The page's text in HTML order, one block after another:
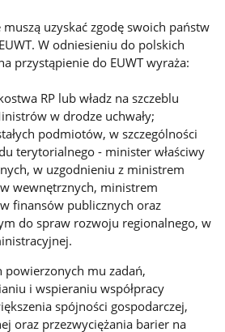
muszą uzyskać zgodę swoich państw
W odniesieniu do polskich
przystąpienie do EUWT wyraża:
RP lub władz na szczeblu
w drodze uchwały;
podmiotów, w szczególności
terytorialnego - minister właściwy
w uzgodnieniu z ministrem
wewnętrznych, ministrem
finansów publicznych oraz
do spraw rozwoju regionalnego, w
powierzonych mu zadań,
i wspieraniu współpracy
spójności gospodarczej,
oraz przezwyciężania barier na